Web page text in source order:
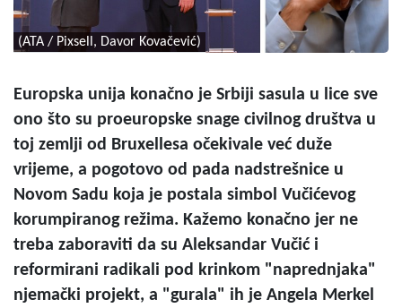
(ATA / Pixsell, Davor Kovačević)
Europska unija konačno je Srbiji sasula u lice sve
ono što su proeuropske snage civilnog društva u
toj zemlji od Bruxellesa očekivale već duže
vrijeme, a pogotovo od pada nadstrešnice u
Novom Sadu koja je postala simbol Vučićevog
korumpiranog režima. Kažemo konačno jer ne
treba zaboraviti da su Aleksandar Vučić i
reformirani radikali pod krinkom "naprednjaka"
njemački projekt, a "gurala" ih je Angela Merkel